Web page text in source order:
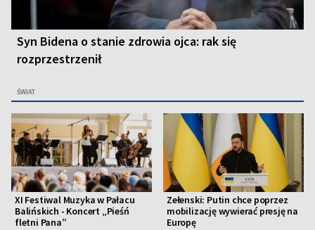
Syn Bidena o stanie zdrowia ojca: rak się
rozprzestrzenił
ŚWIAT
XI Festiwal Muzyka w Pałacu
Balińskich - Koncert „Pieśń
fletni Pana”
Zełenski: Putin chce poprzez
mobilizację wywierać presję na
Europę